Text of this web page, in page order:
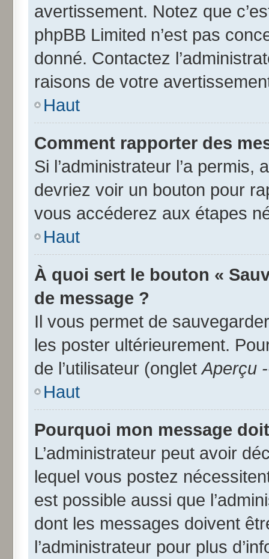
avertissement. Notez que
phpBB Limited n’est pas
donné. Contactez
raisons de votre
Haut
Comment rapporter des
Si l’administrateur l’a
devriez voir un bouton pour
vous accéderez aux étapes
Haut
À quoi sert le bouton «
de message ?
Il vous permet de
les poster ultérieurement.
de l’utilisateur (onglet Aperçu
Haut
Pourquoi mon message
L’administrateur peut avoir
lequel vous postez
est possible aussi que
dont les messages doivent
l’administrateur pour plus